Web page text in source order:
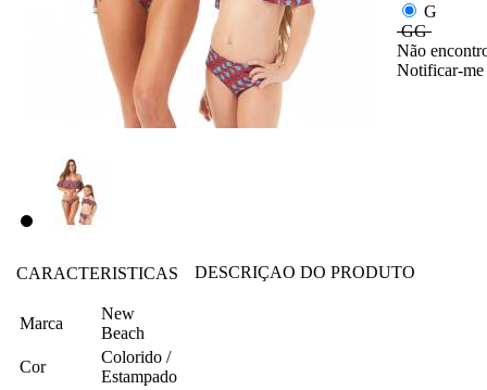
G
GG
Não
Notificar-me
CARACTERISTICAS
Marca
New
Beach
Cor
Colorido /
Estampado
DESCRIÇAO DO PRODUTO